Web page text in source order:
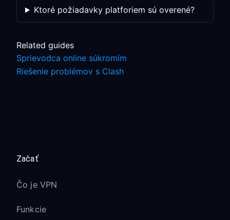
Ktoré požiadavky platforiem sú overené?
Related guides
Sprievodca online súkromím
Riešenie problémov s Clash
Začať
Čo je VPN
Funkcie